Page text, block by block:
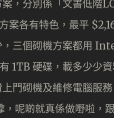
，分別係「文書低階
案各有特色，最平
，三個砌機方案都用
1TB 硬碟，載多少少
門砌機及維修電腦服
呢啲就真係做嘢啦，